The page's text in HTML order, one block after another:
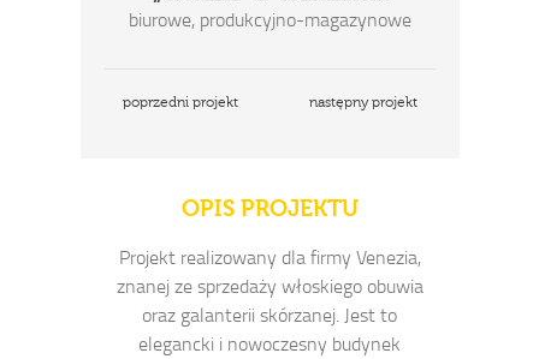
biurowe, produkcyjno-magazynowe
poprzedni projekt następny projekt
OPIS PROJEKTU
Projekt realizowany dla firmy Venezia,
znanej ze sprzedaży włoskiego obuwia
oraz galanterii skórzanej. Jest to
elegancki i nowoczesny budynek